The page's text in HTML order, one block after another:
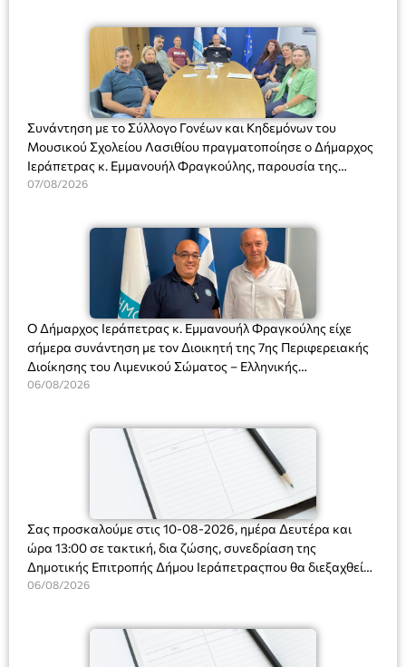
Συνάντηση με το Σύλλογο Γονέων και Κηδεμόνων του
Μουσικού Σχολείου Λασιθίου πραγματοποίησε ο Δήμαρχος
Ιεράπετρας κ. Εμμανουήλ Φραγκούλης, παρουσία της
Διευθύντριας του σχολείου κας Μαριάννας Χαΐτα.
07/08/2026
Ο Δήμαρχος Ιεράπετρας κ. Εμμανουήλ Φραγκούλης είχε
σήμερα συνάντηση με τον Διοικητή της 7ης Περιφερειακής
Διοίκησης του Λιμενικού Σώματος – Ελληνικής
Ακτοφυλακής (Λ.Σ.-ΕΛ.ΑΚΤ.), Αρχιπλοίαρχο Λ.Σ. κ. Ιωάννη
06/08/2026
Σας προσκαλούμε στις 10-08-2026, ημέρα Δευτέρα και
ώρα 13:00 σε τακτική, δια ζώσης, συνεδρίαση της
Δημοτικής Επιτροπής Δήμου Ιεράπετραςπου θα διεξαχθεί
στο Δημοτικό Κατάστημα, Δημοκρατίας 31 στην αίθουσα
και λήψη αποφάσεων στα παρακάτω θέματα:
06/08/2026